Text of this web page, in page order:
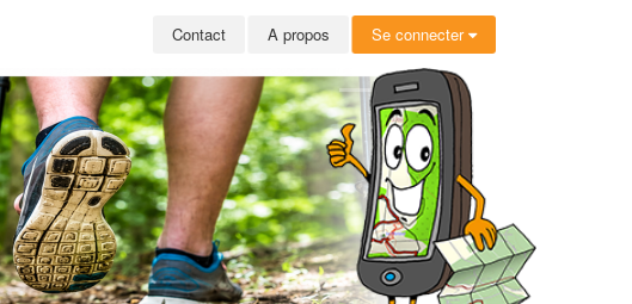
Contact A propos Se connecter